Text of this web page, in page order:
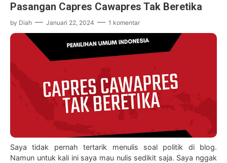
Pasangan Capres Cawapres Tak Beretika
by Diah Januari 22, 2024 1 komentar
Saya tidak pernah tertarik menulis soal politik di blog.
Namun untuk kali ini saya mau nulis sedikit saja. Saya nggak